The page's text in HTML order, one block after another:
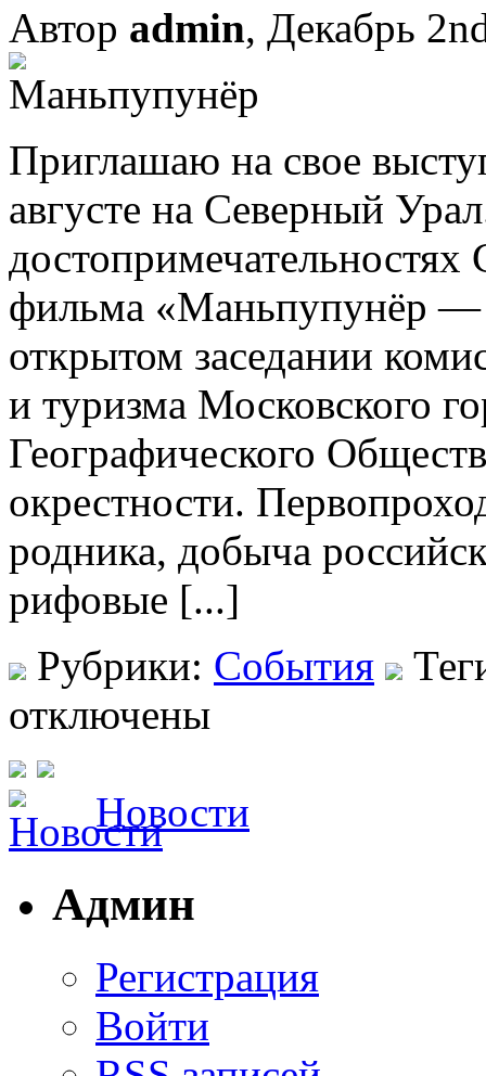
Автор admin, Декабрь
Приглашаю на свое
августе на Северный
достопримечательностях
фильма «Маньпупунёр —
открытом заседании
и туризма Московского
Географического
окрестности.
родника, добыча
рифовые [...]
Рубрики: События
отключены
Новости
Админ
Регистрация
Войти